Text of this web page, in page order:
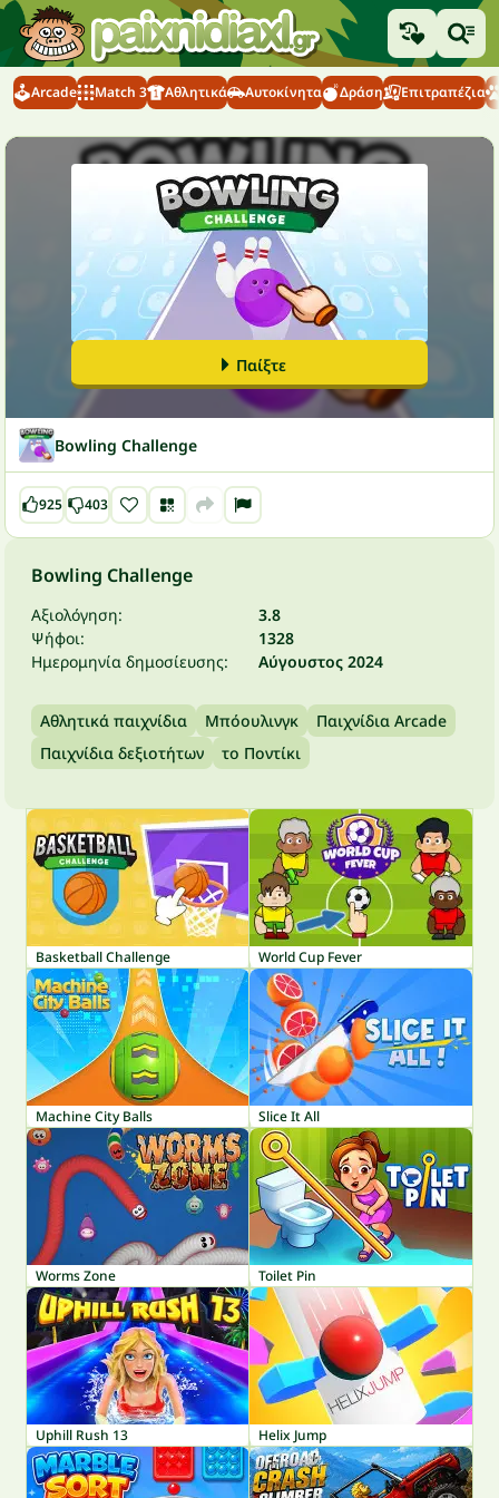
Arcade Match 3 Αθλητικά Αυτοκίνητα Δράση Επιτραπέζια
Παίξτε
Bowling Challenge
925 403
Bowling Challenge
Αξιολόγηση:
3.8
Ψήφοι:
1328
Ημερομηνία δημοσίευσης:
Αύγουστος 2024
Αθλητικά παιχνίδια Μπόουλινγκ
Παιχνίδια Arcade
Παιχνίδια δεξιοτήτων
το Ποντίκι
Basketball Challenge World Cup Fever
Machine City Balls Slice It All
Worms Zone Toilet Pin
Uphill Rush 13 Helix Jump